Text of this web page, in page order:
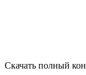
Скачать полный